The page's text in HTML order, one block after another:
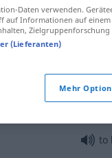
,Trottm
to
Daten verwenden.
auf Informationen auf
(Lieferanten)
Mehr